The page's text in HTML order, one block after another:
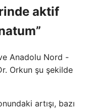
aktif
Anadolu Nord -
Orkun şu şekilde
artışı, bazı